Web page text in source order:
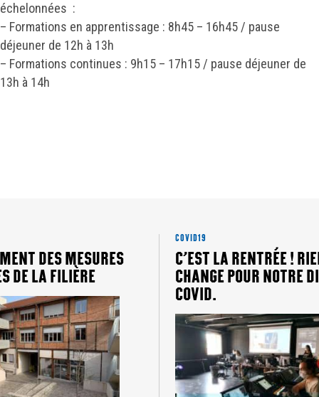
échelonnées :
– Formations en apprentissage : 8h45 – 16h45 / pause
déjeuner de 12h à 13h
– Formations continues : 9h15 – 17h15 / pause déjeuner de
13h à 14h
DES MESURES
DE LA FILIÈRE
COVID19
C’EST LA RENTRÉE !
CHANGE POUR NOTRE
COVID.